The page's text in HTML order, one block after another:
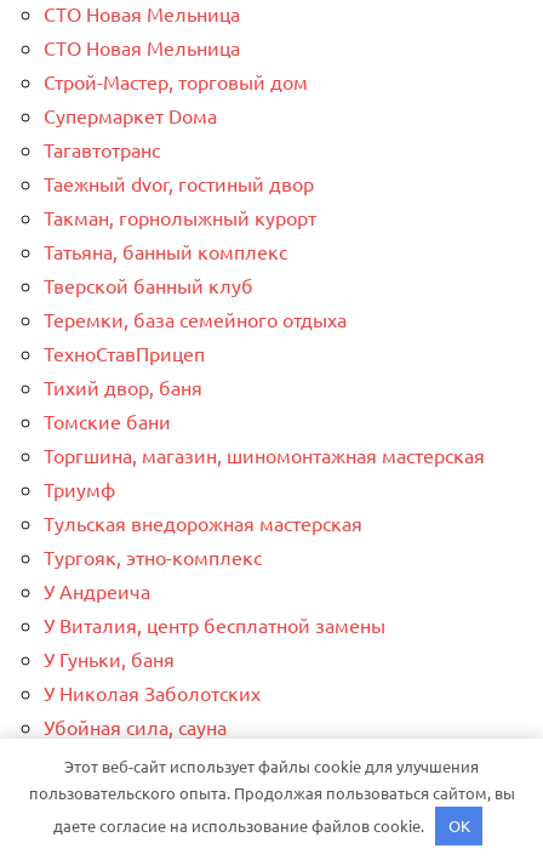
СТО Новая Мельница
СТО Новая Мельница
Строй-Мастер, торговый дом
Супермаркет Dома
Тагавтотранс
Таежный dvor, гостиный двор
Такман, горнолыжный курорт
Татьяна, банный комплекс
Тверской банный клуб
Теремки, база семейного отдыха
ТехноСтавПрицеп
Тихий двор, баня
Томские бани
Торгшина, магазин, шиномонтажная мастерская
Триумф
Тульская внедорожная мастерская
Тургояк, этно-комплекс
У Андреича
У Виталия, центр бесплатной замены
У Гуньки, баня
У Николая Заболотских
Убойная сила, сауна
Урал, гостиничный комплекс
Фазенда, русская баня на дровах
Федорино счастье
Этот веб-сайт использует файлы cookie для улучшения
пользовательского опыта. Продолжая пользоваться сайтом, вы
даете согласие на использование файлов cookie.
OK